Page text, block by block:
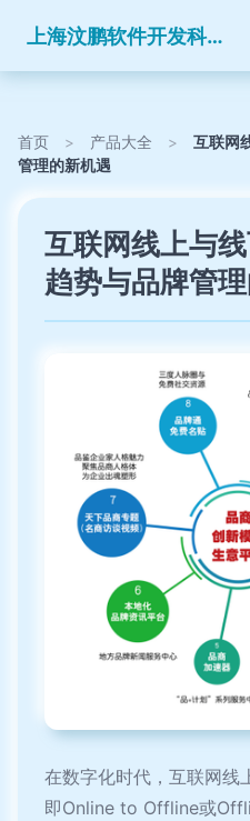
上海汶鹏软件开发科技有限公司
首页 > 产品大全 >
互联网
管理的新机遇
互联网线上与线
趋势与品牌管
在数字化时代，互联网线
即Online to Offline或